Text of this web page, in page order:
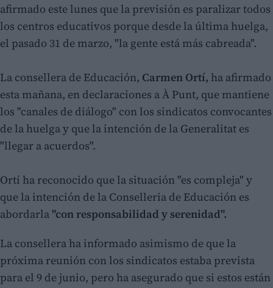
afirmado este lunes que la previsión es paralizar todos
los centros educativos porque desde la última huelga,
el pasado 31 de marzo, "la gente está más cabreada".
La consellera de Educación, Carmen Ortí, ha afirmado
esta mañana, en declaraciones a À Punt, que mantiene
los "canales de diálogo" con los sindicatos convocantes
de la huelga y que la intención de la Generalitat es
"llegar a acuerdos".
Ortí ha reconocido que la situación "es compleja" y
que la intención de la Conselleria de Educación es
abordarla "con responsabilidad y serenidad".
La consellera ha informado asimismo de que la
próxima reunión con los sindicatos estaba prevista
para el 9 de junio, pero ha asegurado que si estos están